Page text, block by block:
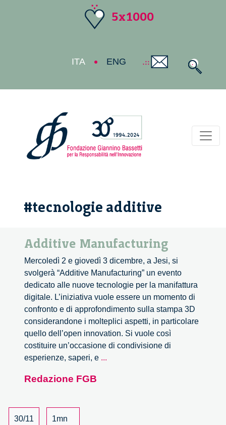
5x1000
ITA ENG
#tecnologie additive
Additive Manufacturing
Mercoledì 2 e giovedì 3 dicembre, a Jesi, si
svolgerà “Additive Manufacturing” un evento
dedicato alle nuove tecnologie per la manifattura
digitale. L’iniziativa vuole essere un momento di
confronto e di approfondimento sulla stampa 3D
considerandone i molteplici aspetti, in particolare
quello dell’open innovation. Si vuole così
costituire un’occasione di condivisione di
esperienze, saperi, e ...
Redazione FGB
30/11
1mn